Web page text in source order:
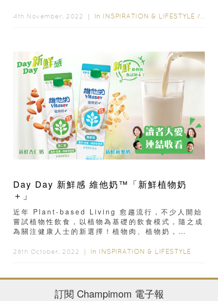
4th November, 2022 ｜ In INSPIRATION & LIFESTYLE /
Day Day 新鮮感 維他奶™「新鮮植物奶
＋」
近年 Plant-based Living 愈趨流行，不少人開始
嘗試植物性飲食，以植物為基礎的飲食模式，隨之成
為關注健康人士的新選擇！植物肉、植物奶，
28th October, 2022 ｜ In INSPIRATION & LIFESTYLE
訂閱 Champimom 電子報